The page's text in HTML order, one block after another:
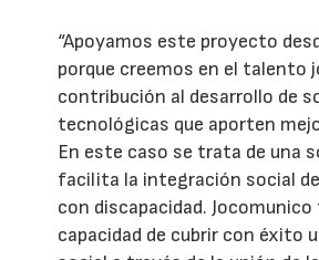
“Apoyamos este proyecto
porque creemos en el talento
contribución al desarrollo de
tecnológicas que aporten
En este caso se trata de una
facilita la integración social
con discapacidad. Jocomunico
capacidad de cubrir con éxito